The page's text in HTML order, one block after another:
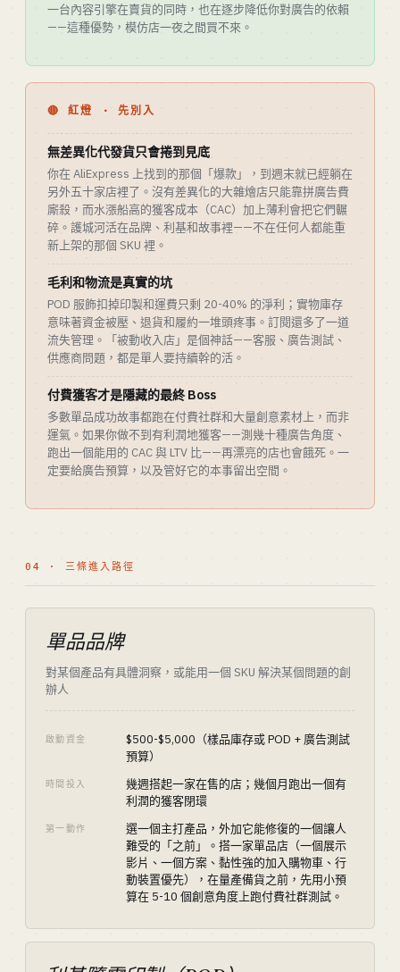
一台內容引擎在賣貨的同時，也在逐步降低你對廣告的依賴
——這種優勢，模仿店一夜之間買不來。
🔴 紅燈 · 先別入
無差異化代發貨只會捲到見底
你在 AliExpress 上找到的那個「爆款」，到週末就已經躺在
另外五十家店裡了。沒有差異化的大雜燴店只能靠拼廣告費
廝殺，而水漲船高的獲客成本（CAC）加上薄利會把它們輾
碎。護城河活在品牌、利基和故事裡——不在任何人都能重
新上架的那個 SKU 裡。
毛利和物流是真實的坑
POD 服飾扣掉印製和運費只剩 20-40% 的淨利；實物庫存
意味著資金被壓、退貨和履約一堆頭疼事。訂閱還多了一道
流失管理。「被動收入店」是個神話——客服、廣告測試、
供應商問題，都是單人要持續幹的活。
付費獲客才是隱藏的最終 Boss
多數單品成功故事都跑在付費社群和大量創意素材上，而非
運氣。如果你做不到有利潤地獲客——測幾十種廣告角度、
跑出一個能用的 CAC 與 LTV 比——再漂亮的店也會餓死。一
定要給廣告預算，以及管好它的本事留出空間。
04 · 三條進入路徑
單品品牌
對某個產品有具體洞察，或能用一個 SKU 解決某個問題的創
辦人
啟動資金
$500-$5,000（樣品庫存或 POD + 廣告測試
預算）
時間投入
幾週搭起一家在售的店；幾個月跑出一個有
利潤的獲客閉環
第一動作
選一個主打產品，外加它能修復的一個讓人
難受的「之前」。搭一家單品店（一個展示
影片、一個方案、黏性強的加入購物車、行
動裝置優先），在量產備貨之前，先用小預
算在 5-10 個創意角度上跑付費社群測試。